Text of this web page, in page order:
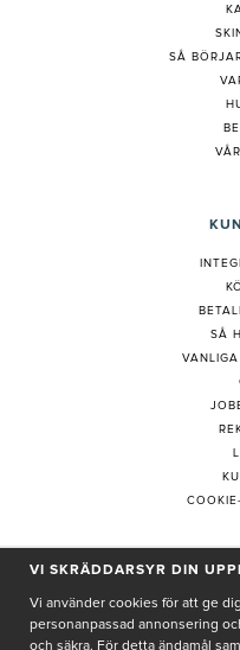
SÅ
SÅ
VI SKRÄDDARSYR DIN
Vi använder cookies för att ge
personanpassad annonsering
och säkra. För detta ändamål